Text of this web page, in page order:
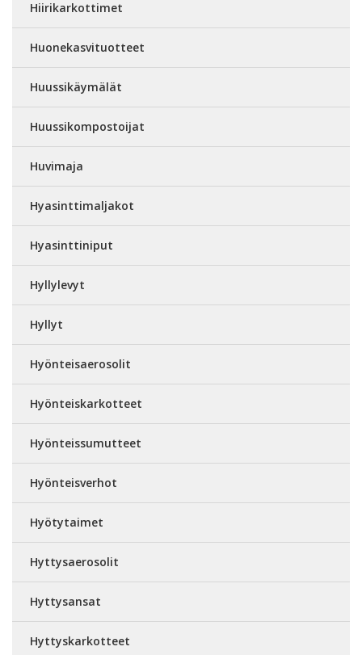
Hiirikarkottimet
Huonekasvituotteet
Huussikäymälät
Huussikompostoijat
Huvimaja
Hyasinttimaljakot
Hyasinttiniput
Hyllylevyt
Hyllyt
Hyönteisaerosolit
Hyönteiskarkotteet
Hyönteissumutteet
Hyönteisverhot
Hyötytaimet
Hyttysaerosolit
Hyttysansat
Hyttyskarkotteet